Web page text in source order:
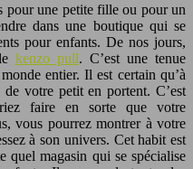
pour une petite fille ou pour un
dans une boutique qui se
pour enfants. De nos jours,
kenzo pull. C’est une tenue
entier. Il est certain qu’à
de votre petit en portent. C’est
faire en sorte que votre
vous pourrez montrer à votre
à son univers. Cet habit est
quel magasin qui se spécialise